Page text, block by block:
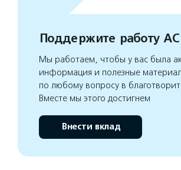
Поддержите работу
Мы работаем, чтобы у вас была
информация и полезные
по любому вопросу в
Вместе мы этого достигнем
Внести вклад